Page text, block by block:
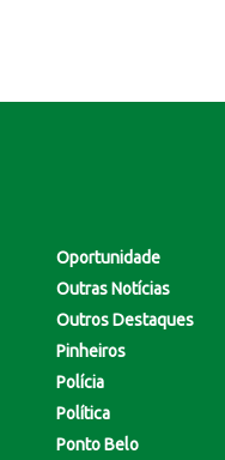
Oportunidade
Outras Notícias
Outros Destaques
Pinheiros
Polícia
Política
Ponto Belo